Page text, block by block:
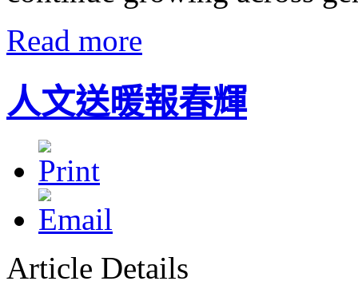
Read more
人文送暖報春輝
Article Details